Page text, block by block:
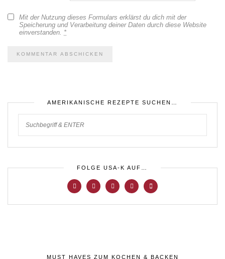
Mit der Nutzung dieses Formulars erklärst du dich mit der
Speicherung und Verarbeitung deiner Daten durch diese Website
einverstanden. *
AMERIKANISCHE REZEPTE SUCHEN…
FOLGE USA-K AUF…
MUST HAVES ZUM KOCHEN & BACKEN